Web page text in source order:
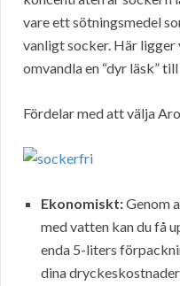
vare ett sötningsmedel
vanligt socker. Här
omvandla en “dyr läsk”
Fördelar med att välja
Ekonomiskt:Genom
med vatten kan du få
enda 5-liters
dina